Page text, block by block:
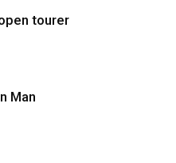
tourer
Man